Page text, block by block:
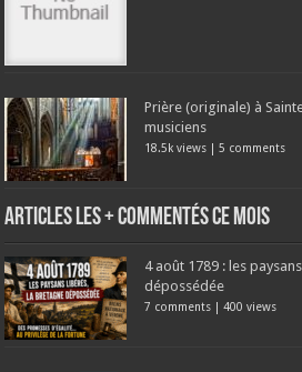
Prière (originale) à
musiciens
18.5k views |5 comments
Articles les + commentés ce mois
4 août 1789 : les
dépossédée
7 comments |400 views